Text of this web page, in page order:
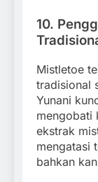
10.
Mistletoe
tradisional
Yunani
mengobati
ekstrak
mengatasi
bahkan